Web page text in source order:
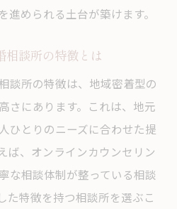
当者対応で安心を感じるコ
で意識したいポイント
信頼ポイントを徹底解説
い結婚相談所の見極め方
談所の選び方と注意点
頼の判断材料になる理由
進められる土台が築けます。
相談所の特徴とは
談所の特徴は、地域密着型の
さにあります。これは、地元
ひとりのニーズに合わせた提
ば、オンラインカウンセリン
な相談体制が整っている相談
た特徴を持つ相談所を選ぶこ